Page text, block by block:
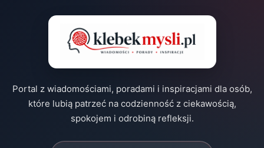
Portal z wiadomościami, poradami i inspiracjami dla osób,
które lubią patrzeć na codzienność z ciekawością,
spokojem i odrobiną refleksji.